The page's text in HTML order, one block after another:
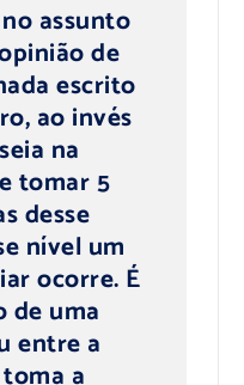
assunto
de
escrito
ao invés
na
tomar 5
desse
nível um
ocorre. É
de uma
entre a